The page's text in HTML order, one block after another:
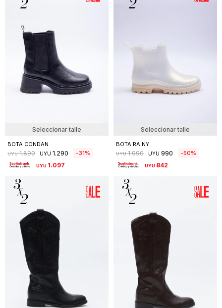
Seleccionar talle
BOTA CONDAN
UYU 1.890 UYU 1.290 31
UYU 1.097
Seleccionar talle
BOTA RAINY
UYU 1.990 UYU 990 50
UYU 842